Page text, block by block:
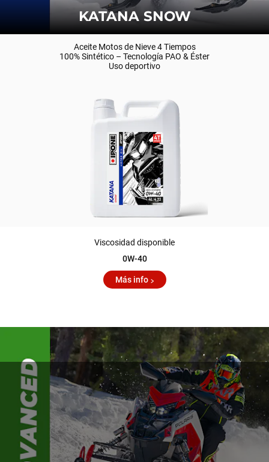
KATANA SNOW
Aceite Motos de Nieve 4 Tiempos
100% Sintético – Tecnología PAO & Éster
Uso deportivo
Viscosidad disponible
0W-40
Más info